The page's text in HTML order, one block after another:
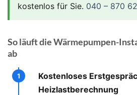
kostenlos für Sie. 040 – 870
So läuft die Wärmepumpen-
ab
Kostenloses
Heizlastberechnung